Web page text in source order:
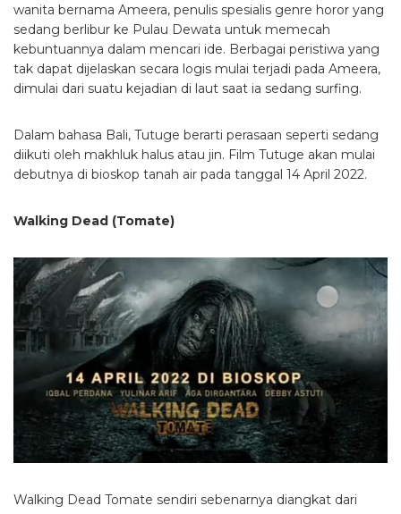
wanita bernama Ameera, penulis spesialis genre horor yang
sedang berlibur ke Pulau Dewata untuk memecah
kebuntuannya dalam mencari ide. Berbagai peristiwa yang
tak dapat dijelaskan secara logis mulai terjadi pada Ameera,
dimulai dari suatu kejadian di laut saat ia sedang surfing.
Dalam bahasa Bali, Tutuge berarti perasaan seperti sedang
diikuti oleh makhluk halus atau jin. Film Tutuge akan mulai
debutnya di bioskop tanah air pada tanggal 14 April 2022.
Walking Dead (Tomate)
Walking Dead Tomate sendiri sebenarnya diangkat dari